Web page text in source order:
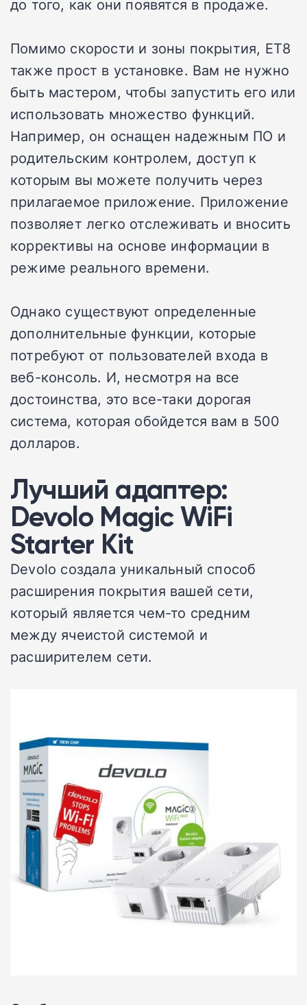
до того, как они появятся в продаже.
Помимо скорости и зоны покрытия, ET8
также прост в установке. Вам не нужно
быть мастером, чтобы запустить его или
использовать множество функций.
Например, он оснащен надежным ПО и
родительским контролем, доступ к
которым вы можете получить через
прилагаемое приложение. Приложение
позволяет легко отслеживать и вносить
коррективы на основе информации в
режиме реального времени.
Однако существуют определенные
дополнительные функции, которые
потребуют от пользователей входа в
веб-консоль. И, несмотря на все
достоинства, это все-таки дорогая
система, которая обойдется вам в 500
долларов.
Лучший адаптер:
Devolo Magic WiFi
Starter Kit
Devolo создала уникальный способ
расширения покрытия вашей сети,
который является чем-то средним
между ячеистой системой и
расширителем сети.